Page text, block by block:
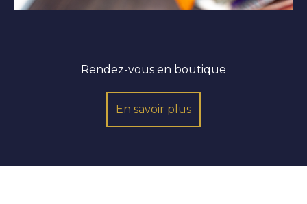
Rendez-vous en boutique
En savoir plus